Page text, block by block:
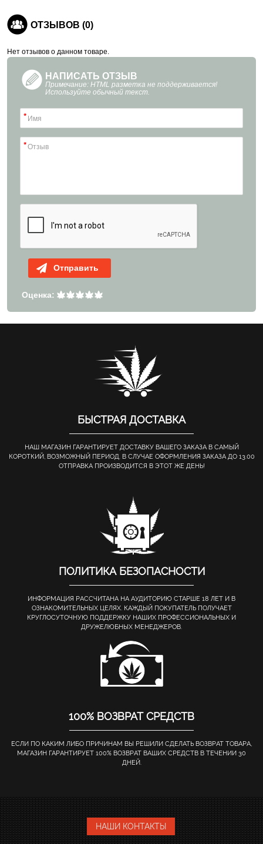
ОТЗЫВОВ (0)
Нет отзывов о данном товаре.
НАПИСАТЬ ОТЗЫВ
Примечание: HTML разметка не поддерживается!
Используйте обычный текст.
Отправить
Оценка:
БЫСТРАЯ ДОСТАВКА
НАШ МАГАЗИН ГАРАНТИРУЕТ ДОСТАВКУ ВАШЕГО ЗАКАЗА В САМЫЙ
КОРОТКИЙ, ВОЗМОЖНЫЙ ПЕРИОД. В СЛУЧАЕ ОФОРМЛЕНИЯ ЗАКАЗА ДО 13.00
ОТПРАВКА ПРОИЗВОДИТСЯ В ЭТОТ ЖЕ ДЕНЬ!
ПОЛИТИКА БЕЗОПАСНОСТИ
ИНФОРМАЦИЯ РАССЧИТАНА НА АУДИТОРИЮ СТАРШЕ 18 ЛЕТ И В
ОЗНАКОМИТЕЛЬНЫХ ЦЕЛЯХ. КАЖДЫЙ ПОКУПАТЕЛЬ ПОЛУЧАЕТ
КРУГЛОСУТОЧНУЮ ПОДДЕРЖКУ НАШИХ ПРОФЕССИОНАЛЬНЫХ И
ДРУЖЕЛЮБНЫХ МЕНЕДЖЕРОВ.
100% ВОЗВРАТ СРЕДСТВ
ЕСЛИ ПО КАКИМ ЛИБО ПРИЧИНАМ ВЫ РЕШИЛИ СДЕЛАТЬ ВОЗВРАТ ТОВАРА,
МАГАЗИН ГАРАНТИРУЕТ 100% ВОЗВРАТ ВАШИХ СРЕДСТВ В ТЕЧЕНИИ 30
ДНЕЙ.
НАШИ КОНТАКТЫ